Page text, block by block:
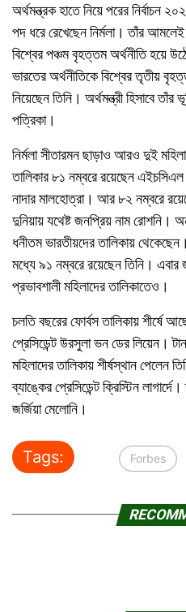
অর্থমন্ত্রক হাতে নিয়ে পরের
পদ ধরে রেখেছেন নির্মলা। তাঁর আমলেই
বিশ্বের পঞ্চম বৃহত্তম অর্থনীতি হয়ে
ভারতের অর্থনীতিকে বিশ্বের তৃতীয়
নিয়েছেন তিনি। অর্থমন্ত্রী হিসাবে
পত্রিকা।
নির্মলা সীতারমন ছাড়াও আরও দুই
তালিকার ৮১ নম্বরে রয়েছেন এইচসিএল
নাদার মালহোত্রা। আর ৮২ নম্বরে
দুনিয়ায় যথেষ্ট জনপ্রিয় নাম রোশনি।
ধনীতম ভারতীয়দের তালিকায়
মধ্যে ৯১ নম্বরে রয়েছেন তিনি। এবার
প্রভাবশালী মহিলাদের তালিকাতেও।
চলতি বছরের ফোর্বস তালিকায় শীর্ষে
প্রেসিডেন্ট উরসুলা ভন ডের লিয়েন।
মহিলাদের তালিকায় শীর্ষস্থান পেলেন
ব্যাঙ্কের প্রেসিডেন্ট ক্রিস্টিন
জর্জিয়া মেলোনি।
Tags: Forbes